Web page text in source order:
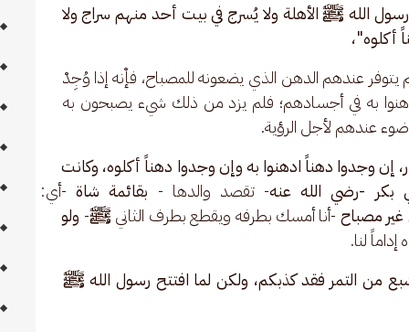
الله ﷺ الأهلة ولا يُسرج في بيت أحد منهم سراج ولا
أكلوه"،
يتوفر عندهم الدهن الذي يضعونه للمصباح، فإْنه إذا وُجِدْ
به في أجسادهم؛ فلم يزد من ذلك شيء يصبحون به
ضوء عندهم لأجل الرؤية.
إن وجدوا دهناً ادهنوا به وإن وجدوا دهناً أكلوه، وكانت
بكر -رضي الله عنه- تقصد والدها - بقائمة شاة -أي: رجل
مصباح -أنا أمسك بطرفه ويقطع بطرف الثاني ﷺ- ولو
لنا.
من التمر فقد كذبكم، ولكن لما افتتح رسول الله ﷺ